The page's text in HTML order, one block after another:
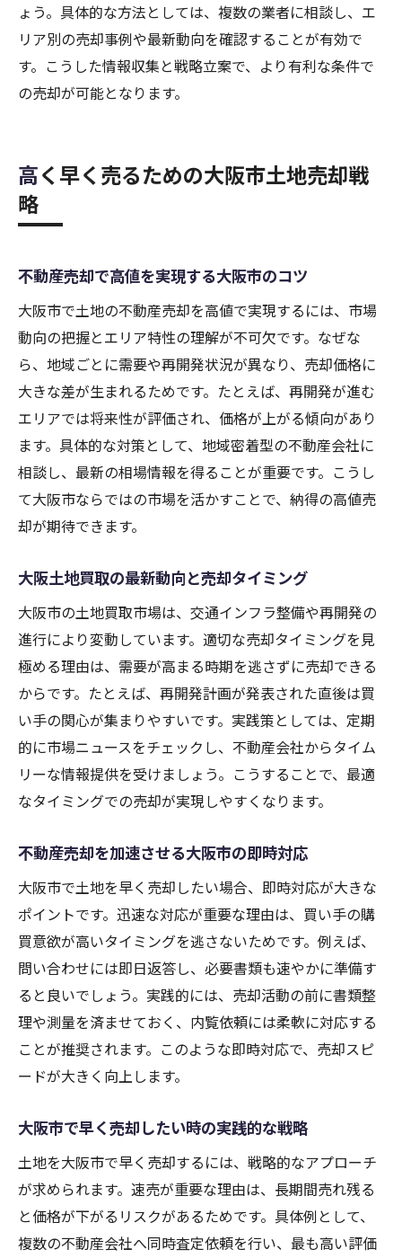
土地を高値で売る大阪市売却術まとめ
不動産売却で成功する大阪市の必勝法まと
め
土地買取業者大阪の活用と高値売却の極意
効率的な不動産売却のためのチェックリス
ト
ょう。具体的な方法としては、複数の業者に相談し、エ
リア別の売却事例や最新動向を確認することが有効で
す。こうした情報収集と戦略立案で、より有利な条件で
の売却が可能となります。
高く早く売るための大阪市土地売却戦
略
不動産売却で高値を実現する大阪市のコツ
大阪市で土地の不動産売却を高値で実現するには、市場
動向の把握とエリア特性の理解が不可欠です。なぜな
ら、地域ごとに需要や再開発状況が異なり、売却価格に
大きな差が生まれるためです。たとえば、再開発が進む
エリアでは将来性が評価され、価格が上がる傾向があり
ます。具体的な対策として、地域密着型の不動産会社に
相談し、最新の相場情報を得ることが重要です。こうし
て大阪市ならではの市場を活かすことで、納得の高値売
却が期待できます。
大阪土地買取の最新動向と売却タイミング
大阪市の土地買取市場は、交通インフラ整備や再開発の
進行により変動しています。適切な売却タイミングを見
極める理由は、需要が高まる時期を逃さずに売却できる
からです。たとえば、再開発計画が発表された直後は買
い手の関心が集まりやすいです。実践策としては、定期
的に市場ニュースをチェックし、不動産会社からタイム
リーな情報提供を受けましょう。こうすることで、最適
なタイミングでの売却が実現しやすくなります。
不動産売却を加速させる大阪市の即時対応
大阪市で土地を早く売却したい場合、即時対応が大きな
ポイントです。迅速な対応が重要な理由は、買い手の購
買意欲が高いタイミングを逃さないためです。例えば、
問い合わせには即日返答し、必要書類も速やかに準備す
ると良いでしょう。実践的には、売却活動の前に書類整
理や測量を済ませておく、内覧依頼には柔軟に対応する
ことが推奨されます。このような即時対応で、売却スピ
ードが大きく向上します。
大阪市で早く売却したい時の実践的な戦略
土地を大阪市で早く売却するには、戦略的なアプローチ
が求められます。速売が重要な理由は、長期間売れ残る
と価格が下がるリスクがあるためです。具体例として、
複数の不動産会社へ同時査定依頼を行い、最も高い評価